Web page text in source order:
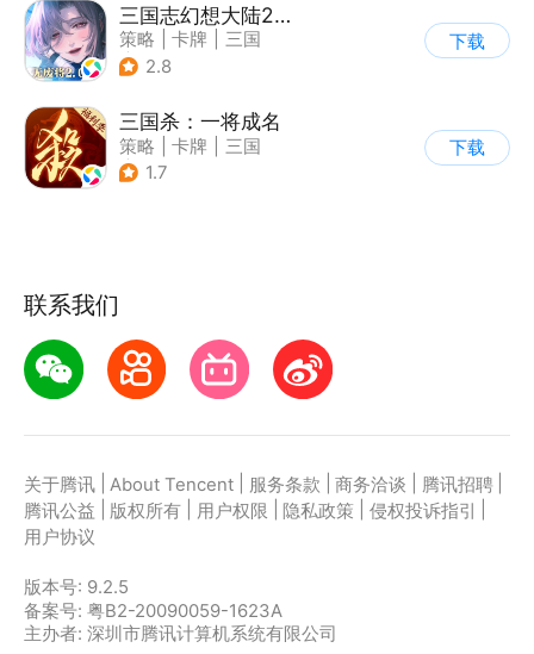
三国志幻想大陆2：枭之歌
策略 卡牌
三国
| 剧情
2.8
下载
三国杀：一将成名
策略 卡牌
三国
| 三国杀
1.7
下载
联系我们
关于腾讯 About Tencent 服务条款 商务洽谈 腾讯招聘
腾讯公益
版权所有 用户权限 隐私政策 侵权投诉指引
用户协议
版本号: 9.2.5
备案号: 粤B2-20090059-1623A
主办者: 深圳市腾讯计算机系统有限公司